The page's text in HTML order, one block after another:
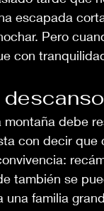
escapada
Pero
con
debe
con decir
también se
familia